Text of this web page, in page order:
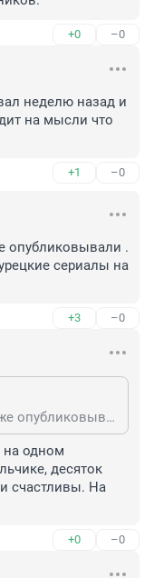
+0 –0
неделю назад и
на мысли что
+1 –0
опубликовывали .
сериалы на
+3 –0
Это гнс забывает когда и что уже опубликовывали . У них только манулы, бузова и турецкие сериалы на уме .
на одном
десяток
счастливы. На
+0 –0